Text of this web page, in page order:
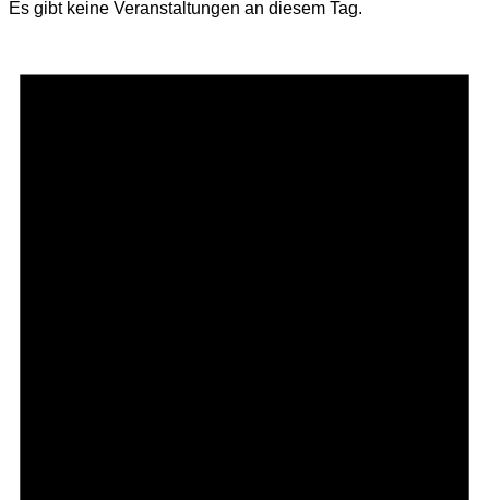
Es gibt keine Veranstaltungen an diesem Tag.